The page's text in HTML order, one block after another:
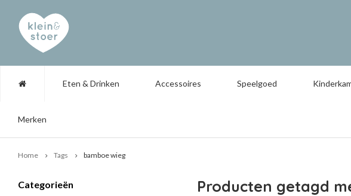
Eten & Drinken Accessoires Speelgoed
Merken
Home Tags bamboe wieg
Categorieën Producten getagd